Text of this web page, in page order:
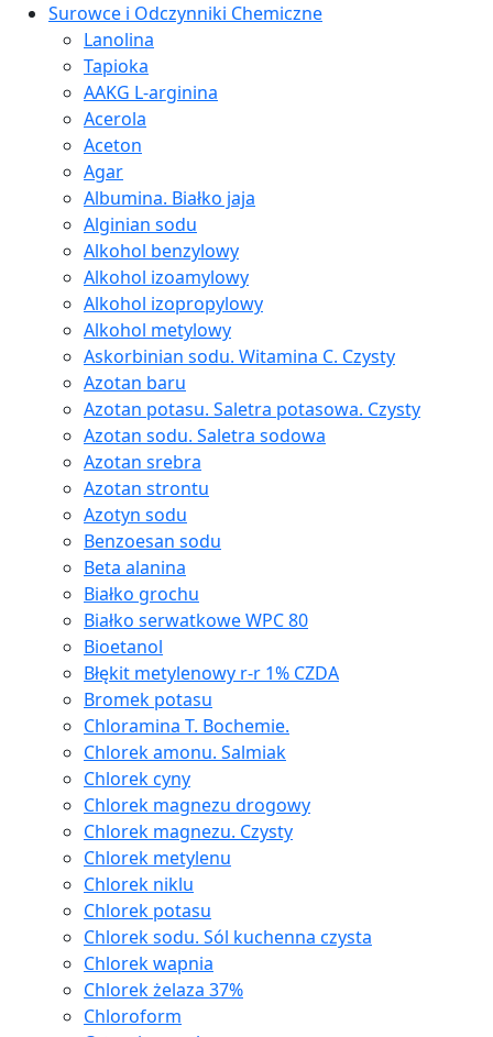
Surowce i Odczynniki Chemiczne
Lanolina
Tapioka
AAKG L-arginina
Acerola
Aceton
Agar
Albumina. Białko jaja
Alginian sodu
Alkohol benzylowy
Alkohol izoamylowy
Alkohol izopropylowy
Alkohol metylowy
Askorbinian sodu. Witamina C. Czysty
Azotan baru
Azotan potasu. Saletra potasowa. Czysty
Azotan sodu. Saletra sodowa
Azotan srebra
Azotan strontu
Azotyn sodu
Benzoesan sodu
Beta alanina
Białko grochu
Białko serwatkowe WPC 80
Bioetanol
Błękit metylenowy r-r 1% CZDA
Bromek potasu
Chloramina T. Bochemie.
Chlorek amonu. Salmiak
Chlorek cyny
Chlorek magnezu drogowy
Chlorek magnezu. Czysty
Chlorek metylenu
Chlorek niklu
Chlorek potasu
Chlorek sodu. Sól kuchenna czysta
Chlorek wapnia
Chlorek żelaza 37%
Chloroform